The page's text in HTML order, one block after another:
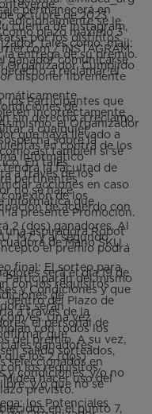
permanecerá en
octubre de 2023
adicionalmente se le
cuenta de Instagram,
plazo máximo 3
por los distintos
tales como: mail:
/ INSTAGRAM:
entrega de su premio.
ganador comunicarse
Organizador. Cumplido
a reclamar el
disponer libremente
los Participantes que
de
incorrectamente
sin derecho a reclamo
el Organizador
a cualquier
que haya llevado a
sobre la
en contra de los
así también si se
informático
En talesla facultad de
a través de los
pertinentes
acciones en caso
no se hace
de los
informática que
de acuerdo con
la presente Promoción.
2 (dos) ganadores. Al
una aspiradora Robot
M7; y al segundo
de Mano SKU
el premio podrá
final: El sorteo para
será el día 19 de
Participarán del mismo
con los requisitos
y Condiciones y que
de
dentro del Plazo de
serán
a través de la
es. Una vez
el personal de
con todos los
que
del premio. A su vez,
ganadores,
salido sorteados,
que los 2 (dos)
seleccionados en
los requisitos
y condiciones, y/o no
hacer uso del
y/o que no se
previsto.
los Potenciales
en el punto 7,